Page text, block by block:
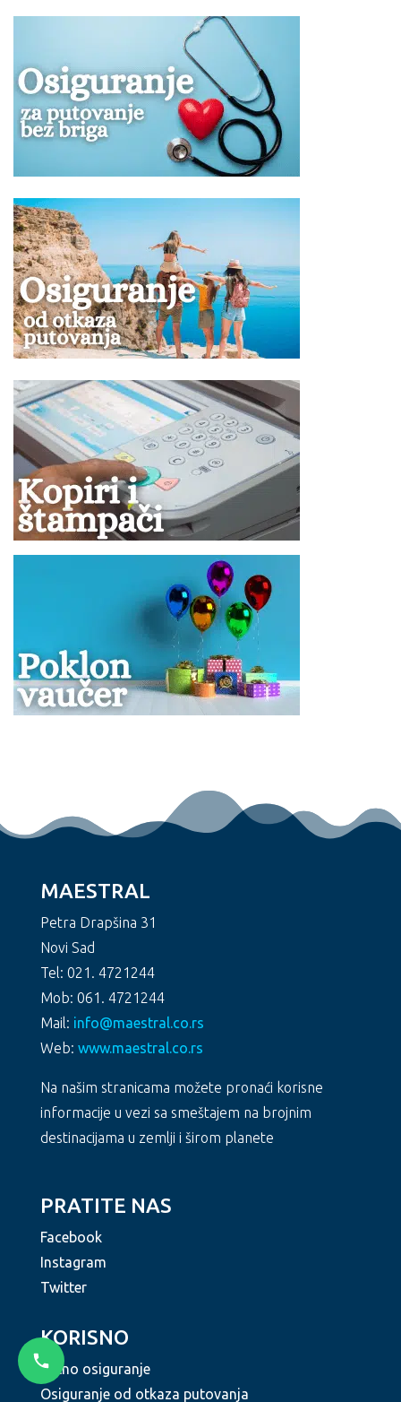
MAESTRAL
Petra Drapšina 31
Novi Sad
Tel: 021. 4721244
Mob: 061. 4721244
Mail: info@maestral.co.rs
Web: www.maestral.co.rs
Na našim stranicama možete pronaći korisne
informacije u vezi sa smeštajem na brojnim
destinacijama u zemlji i širom planete
PRATITE NAS
Facebook
Instagram
Twitter
KORISNO
Putno osiguranje
Osiguranje od otkaza putovanja